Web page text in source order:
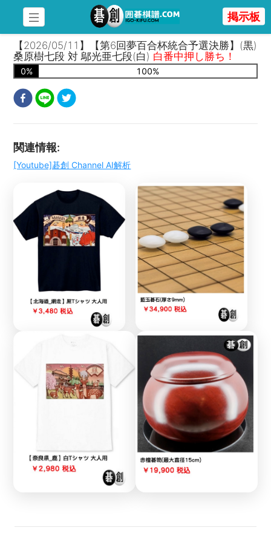
掲示板
【2026/05/11】【第6回夢百合杯統合予選決勝】(黒)
桑原樹七段 対 鄔光亜七段(白) 白番中押し勝ち！
0% 100%
関連情報:
[Youtube]碁創 Channel AI解析